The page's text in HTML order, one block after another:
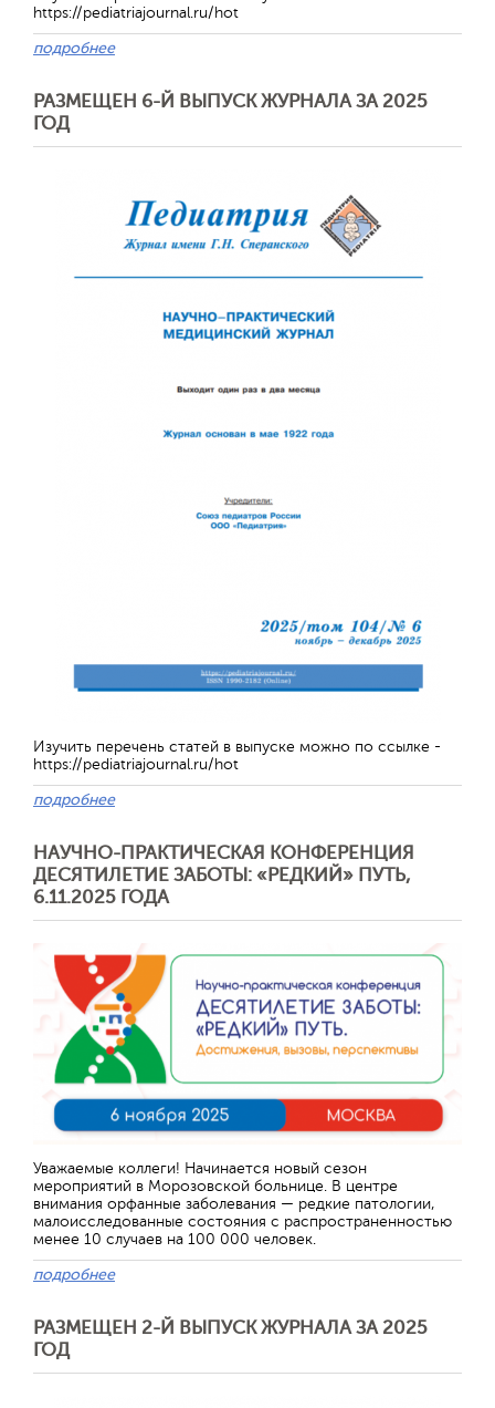
https://pediatriajournal.ru/hot
подробнее
РАЗМЕЩЕН 6-Й ВЫПУСК ЖУРНАЛА ЗА 2025
ГОД
Изучить перечень статей в выпуске можно по ссылке -
https://pediatriajournal.ru/hot
подробнее
НАУЧНО-ПРАКТИЧЕСКАЯ КОНФЕРЕНЦИЯ
ДЕСЯТИЛЕТИЕ ЗАБОТЫ: «РЕДКИЙ» ПУТЬ,
6.11.2025 ГОДА
Уважаемые коллеги! Начинается новый сезон
мероприятий в Морозовской больнице. В центре
внимания орфанные заболевания — редкие патологии,
малоисследованные состояния с распространенностью
менее 10 случаев на 100 000 человек.
подробнее
РАЗМЕЩЕН 2-Й ВЫПУСК ЖУРНАЛА ЗА 2025
ГОД